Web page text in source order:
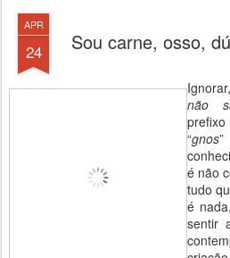
APR
24 Sou carne, osso,
não
“gnos
é não
tudo
é
sentir